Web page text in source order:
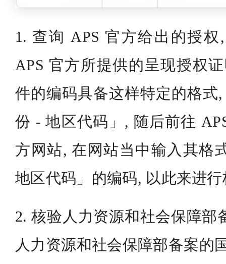
1. 查询 APS 官方给出的授
APS 官方所提供的呈现授权
件的编码具备这样特定的格式
份 - 地区代码」, 随后前往
方网站, 在网站当中输入其格
地区代码」的编码, 以此来进
2. 核验人力资源和社会保障部
人力资源和社会保障部备案的